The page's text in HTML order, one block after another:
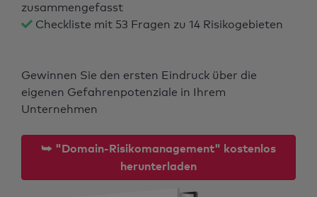
zusammengefasst
Checkliste mit 53 Fragen zu 14 Risikogebieten
Gewinnen Sie den ersten Eindruck über die
eigenen Gefahrenpotenziale in Ihrem
Unternehmen
⮩ "Domain-Risikomanagement" kostenlos
herunterladen